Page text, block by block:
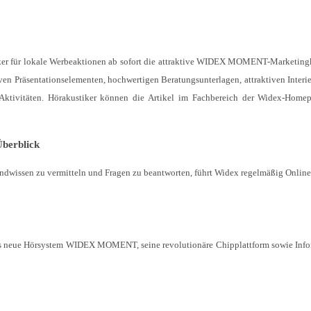
für lokale Werbeaktionen ab sofort die attraktive WIDEX MOMENT-
Präsentationselementen, hochwertigen Beratungsunterlagen, attraktiven
Hörakustiker können die Artikel im Fachbereich der Widex-
zu vermitteln und Fragen zu beantworten, führt Widex regelmäßig
Hörsystem WIDEX MOMENT, seine revolutionäre Chipplattform sowie